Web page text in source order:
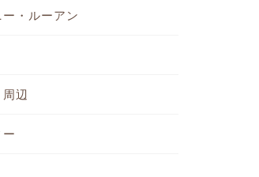
・ルーアン
辺